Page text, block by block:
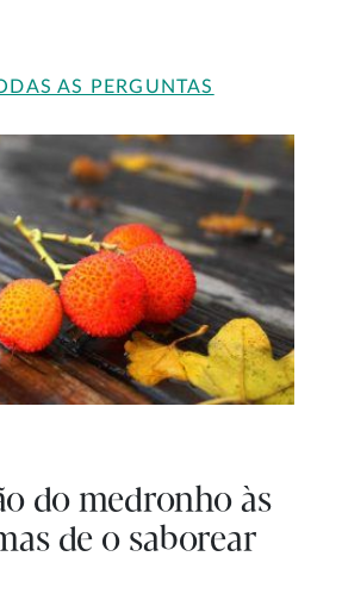
AS PERGUNTAS
do medronho às
de o saborear